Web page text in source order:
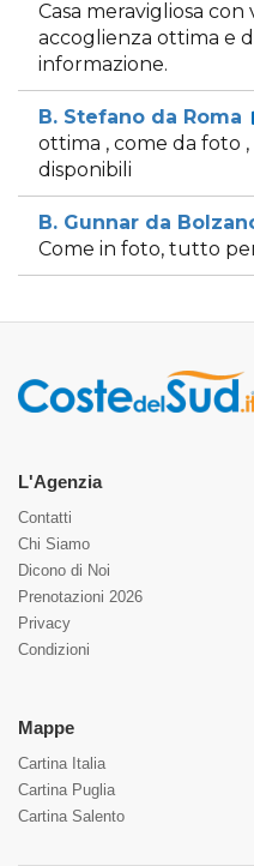
Casa meravigliosa
accoglienza ottima e
informazione.
B. Stefano da Roma
ottima , come da foto
disponibili
B. Gunnar da
Come in foto, tutto
L'Agenzia
Contatti
Chi Siamo
Dicono di Noi
Prenotazioni 2026
Privacy
Condizioni
Mappe
Cartina Italia
Cartina Puglia
Cartina Salento